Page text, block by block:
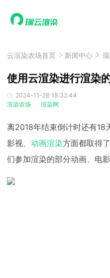
效果图渲染
云制作
云渲染管理系统
瑞兔百宝箱
AI视频插帧
效果图渲染
云制作
云渲染管理系统
瑞兔百宝箱
AI视频插帧
效果图渲染
云制作
云渲染管理系统
瑞兔百宝箱
AI视频插帧
效果图渲染
云制作
云渲染管理系统
瑞兔百宝箱
AI视频插帧
效果图渲染
云制作
云渲染管理系统
瑞兔百宝箱
AI视频插帧
效果图渲染
云制作
云渲染管理系统
瑞兔百宝箱
AI视频插帧
解决方案
3ds Max云渲染方案
Cinema 4D云渲染方案
Blender 云渲染方案
Maya AI渲染方案
3ds Max云渲染方案
Cinema 4D云渲染方案
Blender 云渲染方案
Maya AI渲染方案
3ds Max云渲染方案
Cinema 4D云渲染方案
Blender 云渲染方案
Maya AI渲染方案
3ds Max云渲染方案
Cinema 4D云渲染方案
Blender 云渲染方案
Maya AI渲染方案
3ds Max云渲染方案
Cinema 4D云渲染方案
Blender 云渲染方案
Maya AI渲染方案
3ds Max云渲染方案
Cinema 4D云渲染方案
Blender 云渲染方案
Maya AI渲染方案
动画价格
效果图价格
云制作价格
动画价格
效果图价格
云制作价格
动画价格
效果图价格
云制作价格
动画价格
效果图价格
云制作价格
动画价格
效果图价格
云制作价格
动画价格
效果图价格
云制作价格
案例
资讯&赛事
新闻资讯
新闻资讯
新闻资讯
新闻资讯
新闻资讯
新闻资讯
云渲染农场首页 新闻中心
使用云渲染进行渲染
2024-11-28 18:32:44
渲染农场
渲染网
离2018年结束倒计时还有18
影视、 动画渲染方面都取得
们参加渲染的部分动画、电